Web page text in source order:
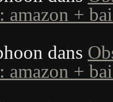
amazon +
dans
amazon +